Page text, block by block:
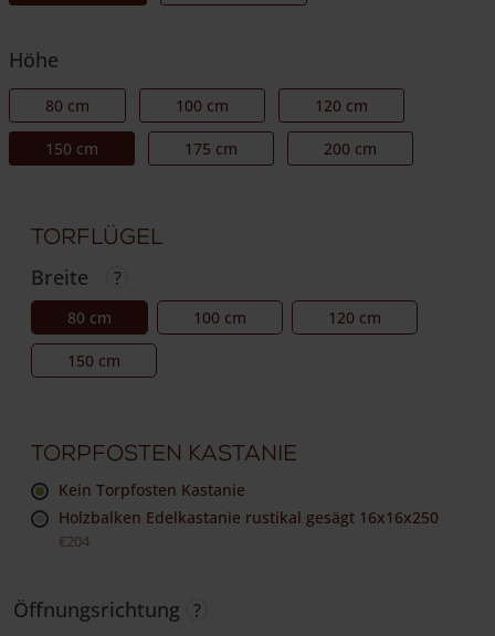
Höhe
80 cm 100 cm 120 cm
150 cm 175 cm 200 cm
Torflügel
Breite
80 cm 100 cm 120 cm
150 cm
Torpfosten Kastanie
Kein Torpfosten Kastanie
Holzbalken Edelkastanie rustikal gesägt 16x16x250
€204
Öffnungsrichtung